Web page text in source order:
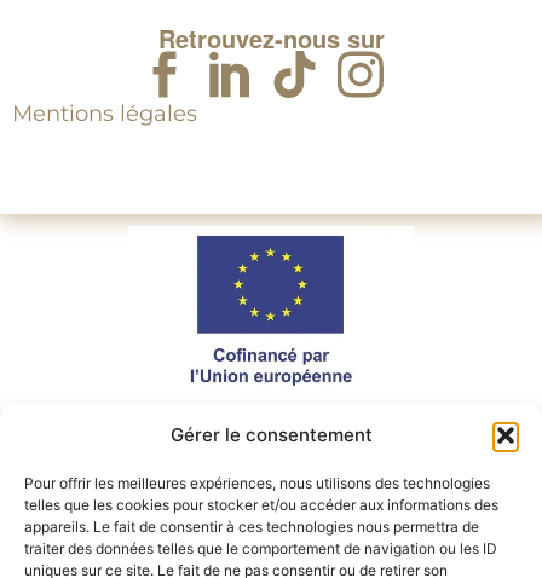
Gérer le consentement
Pour offrir les meilleures expériences, nous utilisons des technologies
telles que les cookies pour stocker et/ou accéder aux informations des
appareils. Le fait de consentir à ces technologies nous permettra de
traiter des données telles que le comportement de navigation ou les ID
uniques sur ce site. Le fait de ne pas consentir ou de retirer son
Retrouvez-nous sur
Mentions légales
Ce site a été financé par l’Union Européenne dans le
cadre du programme FEDER-FSE+ Réunion dont
l’Autorité de gestion est la Région Réunion. L’Europe
s’engage à la Réunion avec le fonds FEDER.